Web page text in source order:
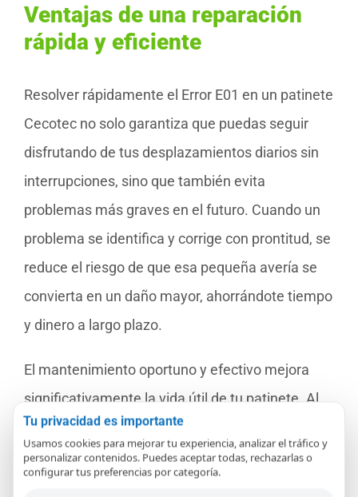
Ventajas de una reparación
rápida y eficiente
Resolver rápidamente el Error E01 en un patinete
Cecotec no solo garantiza que puedas seguir
disfrutando de tus desplazamientos diarios sin
interrupciones, sino que también evita
problemas más graves en el futuro. Cuando un
problema se identifica y corrige con prontitud, se
reduce el riesgo de que esa pequeña avería se
convierta en un daño mayor, ahorrándote tiempo
y dinero a largo plazo.
El mantenimiento oportuno y efectivo mejora
significativamente la vida útil de tu patinete. Al
abordar los problemas tan pronto como
aparecen, mantienes el patinete en condiciones
Tu privacidad es importante
Usamos cookies para mejorar tu experiencia, analizar el tráfico y
personalizar contenidos. Puedes aceptar todas, rechazarlas o
configurar tus preferencias por categoría.